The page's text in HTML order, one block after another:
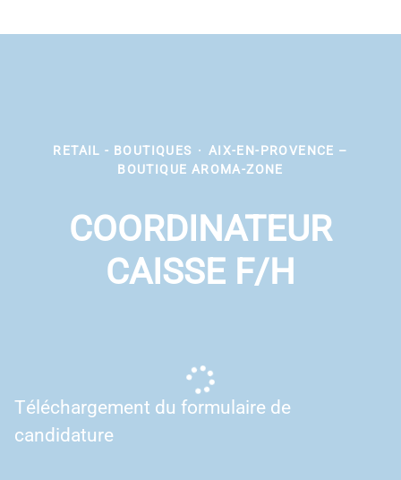
RETAIL - BOUTIQUES · AIX-EN-PROVENCE –
BOUTIQUE AROMA-ZONE
COORDINATEUR
CAISSE F/H
Téléchargement du formulaire de
candidature